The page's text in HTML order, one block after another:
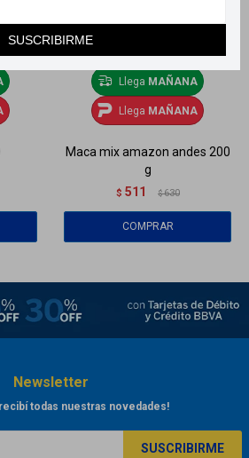
SUSCRIBIRME
Llega MAÑANA
Llega MAÑANA
Maca mix amazon andes 200
g
$ 511 $ 630
Newsletter
todas nuestras novedades!
SUSCRIBIRME